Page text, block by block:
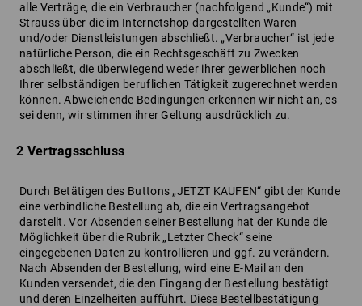
alle Verträge, die ein Verbraucher (nachfolgend „Kunde“) mit
Strauss über die im Internetshop dargestellten Waren
und/oder Dienstleistungen abschließt. „Verbraucher“ ist jede
natürliche Person, die ein Rechtsgeschäft zu Zwecken
abschließt, die überwiegend weder ihrer gewerblichen noch
Ihrer selbständigen beruflichen Tätigkeit zugerechnet werden
können. Abweichende Bedingungen erkennen wir nicht an, es
sei denn, wir stimmen ihrer Geltung ausdrücklich zu.
2 Vertragsschluss
Durch Betätigen des Buttons „JETZT KAUFEN“ gibt der Kunde
eine verbindliche Bestellung ab, die ein Vertragsangebot
darstellt. Vor Absenden seiner Bestellung hat der Kunde die
Möglichkeit über die Rubrik „Letzter Check“ seine
eingegebenen Daten zu kontrollieren und ggf. zu verändern.
Nach Absenden der Bestellung, wird eine E-Mail an den
Kunden versendet, die den Eingang der Bestellung bestätigt
und deren Einzelheiten aufführt. Diese Bestellbestätigung